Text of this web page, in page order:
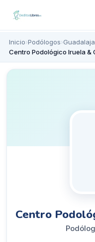
Inicio›Podólogos›
Centro Podológico Iruela &
Centro